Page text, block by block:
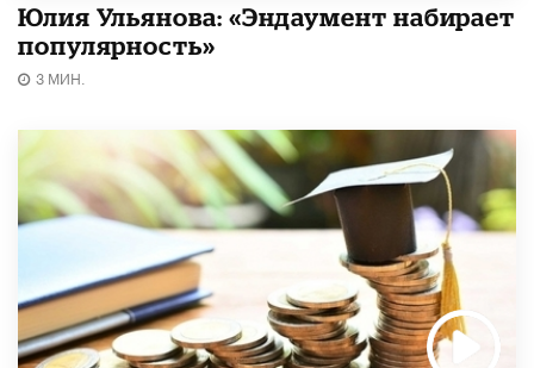
Юлия Ульянова: «Эндаумент набирает
популярность»
3 МИН.